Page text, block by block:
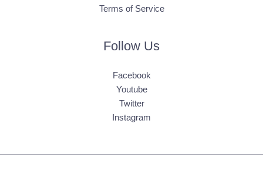
Terms of Service
Follow Us
Facebook
Youtube
Twitter
Instagram